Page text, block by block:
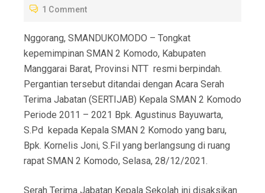
E
O
1 Comment
Nggorang, SMANDUKOMODO – Tongkat
kepemimpinan SMAN 2 Komodo, Kabupaten
Manggarai Barat, Provinsi NTT resmi berpindah.
Pergantian tersebut ditandai dengan Acara Serah
Terima Jabatan (SERTIJAB) Kepala SMAN 2 Komodo
Periode 2011 – 2021 Bpk. Agustinus Bayuwarta,
S.Pd kepada Kepala SMAN 2 Komodo yang baru,
Bpk. Kornelis Joni, S.Fil yang berlangsung di ruang
rapat SMAN 2 Komodo, Selasa, 28/12/2021.
Serah Terima Jabatan Kepala Sekolah ini disaksikan